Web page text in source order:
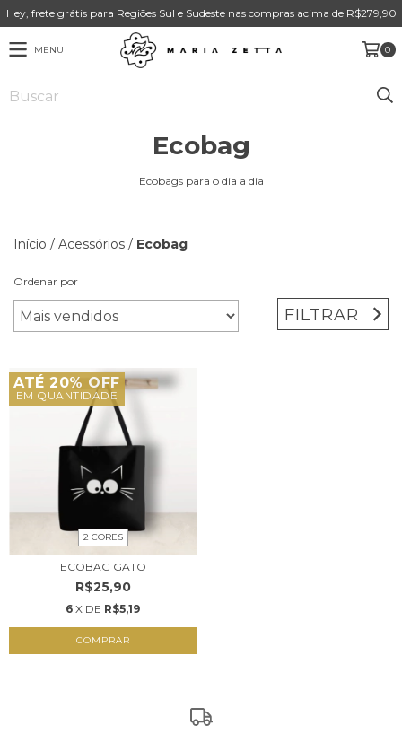
Hey, frete grátis para Regiões Sul e Sudeste nas compras acima de R$279,90
MENU 0
Ecobag
Ecobags para o dia a dia
Início / Acessórios / Ecobag
Ordenar por
FILTRAR
ATÉ 20% OFF
EM QUANTIDADE
2 CORES
ECOBAG GATO
R$25,90
6 X DE R$5,19
COMPRAR